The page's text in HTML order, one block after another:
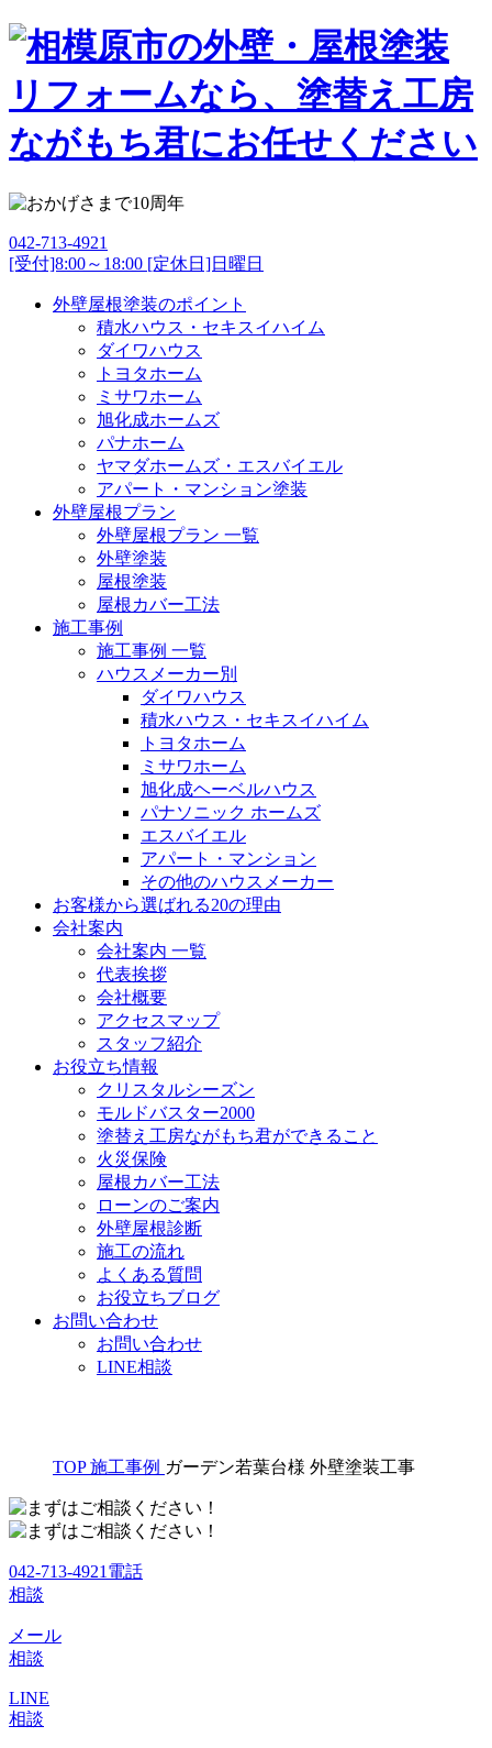
042-713-4921
[受付]8:00～18:00 [定休日]日曜日
外壁屋根塗装のポイント
積水ハウス・セキスイハイム
ダイワハウス
トヨタホーム
ミサワホーム
旭化成ホームズ
パナホーム
ヤマダホームズ・エスバイエル
アパート・マンション塗装
外壁屋根プラン
外壁屋根プラン 一覧
外壁塗装
屋根塗装
屋根カバー工法
施工事例
施工事例 一覧
ハウスメーカー別
ダイワハウス
積水ハウス・セキスイハイム
トヨタホーム
ミサワホーム
旭化成ヘーベルハウス
パナソニック ホームズ
エスバイエル
アパート・マンション
その他のハウスメーカー
お客様から選ばれる20の理由
会社案内
会社案内 一覧
代表挨拶
会社概要
アクセスマップ
スタッフ紹介
お役立ち情報
クリスタルシーズン
モルドバスター2000
塗替え工房ながもち君ができること
火災保険
屋根カバー工法
ローンのご案内
外壁屋根診断
施工の流れ
よくある質問
お役立ちブログ
お問い合わせ
お問い合わせ
LINE相談
TOP 施工事例 ガーデン若葉台様 外壁塗装工事
042-713-4921 電話
相談
メール
相談
LINE
相談